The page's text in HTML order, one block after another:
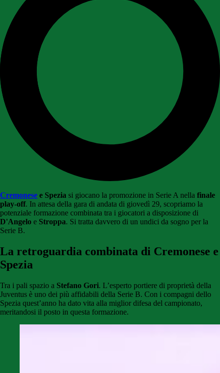
Cremonese e Spezia si giocano la promozione in Serie A nella finale
play-off. In attesa della gara di andata di giovedì 29, scopriamo la
potenziale formazione combinata tra i giocatori a disposizione di
D'Angelo e Stroppa. Si tratta davvero di un undici da sogno per la
Serie B.
La retroguardia combinata di Cremonese e
Spezia
Tra i pali spazio a Stefano Gori. L’esperto portiere di proprietà della
Juventus è uno dei più affidabili della Serie B. Con i compagni dello
Spezia quest’anno ha dato vita alla miglior difesa del campionato,
meritandosi il posto in questa formazione.